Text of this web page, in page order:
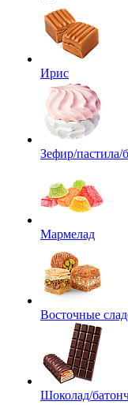
Ирис
Зефир/пастила/
Мармелад
Восточные
Шоколад/